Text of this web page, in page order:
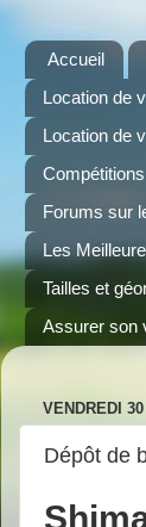
Accueil
Location de
Location de
Forums sur
Les
Tailles et
Assurer son
VENDREDI
Dépôt de